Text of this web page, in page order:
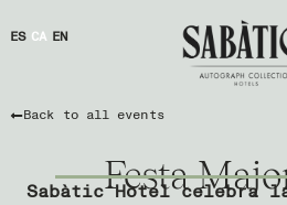
ES CA EN
Back to all events
Festa
Sabàtic Hotel celebra